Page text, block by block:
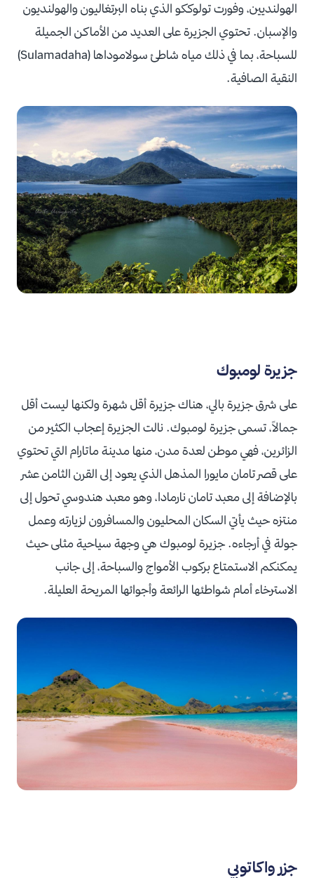
الهولنديين، وفورت تولوككو الذي بناه البرتغاليون والهولنديون
والإسبان. تحتوي الجزيرة على العديد من الأماكن الجميلة
للسباحة، بما في ذلك مياه شاطئ سولاموداها (Sulamadaha)
النقية الصافية.
جزيرة لومبوك
على شرق جزيرة بالي، هناك جزيرة أقل شهرة ولكنها ليست أقل
جمالاً، تسمى جزيرة لومبوك. نالت الجزيرة إعجاب الكثير من
الزائرين، فهي موطن لعدة مدن، منها مدينة ماتارام التي تحتوي
على قصر تامان مايورا المذهل الذي يعود إلى القرن الثامن عشر
بالإضافة إلى معبد تامان نارمادا، وهو معبد هندوسي تحول إلى
منتزه حيث يأتي السكان المحليون والمسافرون لزيارته وعمل
جولة في أرجاءه. جزيرة لومبوك هي وجهة سياحية مثلى حيث
يمكنكم الاستمتاع بركوب الأمواج والسباحة، إلى جانب
الاسترخاء أمام شواطئها الرائعة وأجوائها المريحة العليلة.
جزر واكاتوبي